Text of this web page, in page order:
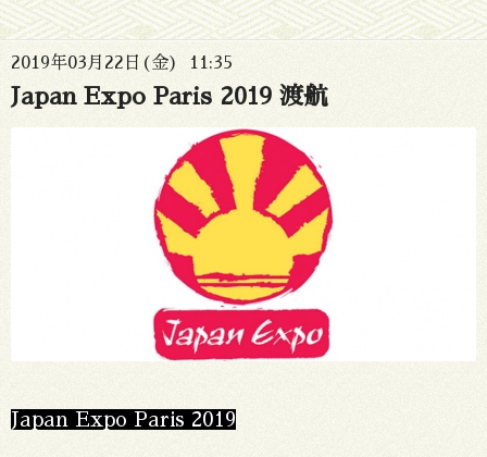
2019年03月22日(金) 11:35
Japan Expo Paris 2019 渡航
Japan Expo Paris 2019